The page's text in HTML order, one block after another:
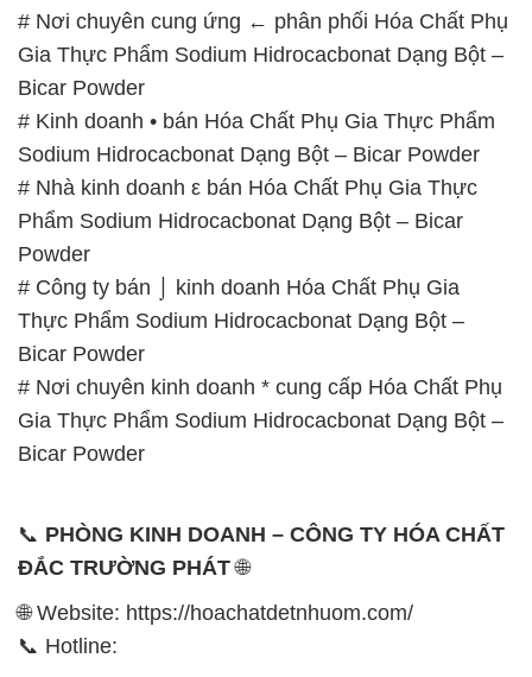
# Nơi chuyên cung ứng ← phân phối Hóa Chất Phụ
Gia Thực Phẩm Sodium Hidrocacbonat Dạng Bột –
Bicar Powder
# Kinh doanh • bán Hóa Chất Phụ Gia Thực Phẩm
Sodium Hidrocacbonat Dạng Bột – Bicar Powder
# Nhà kinh doanh ε bán Hóa Chất Phụ Gia Thực
Phẩm Sodium Hidrocacbonat Dạng Bột – Bicar
Powder
# Công ty bán ⌡ kinh doanh Hóa Chất Phụ Gia
Thực Phẩm Sodium Hidrocacbonat Dạng Bột –
Bicar Powder
# Nơi chuyên kinh doanh * cung cấp Hóa Chất Phụ
Gia Thực Phẩm Sodium Hidrocacbonat Dạng Bột –
Bicar Powder
📞 PHÒNG KINH DOANH – CÔNG TY HÓA CHẤT
ĐẮC TRƯỜNG PHÁT🌐
🌐 Website: https://hoachatdetnhuom.com/
📞 Hotline: